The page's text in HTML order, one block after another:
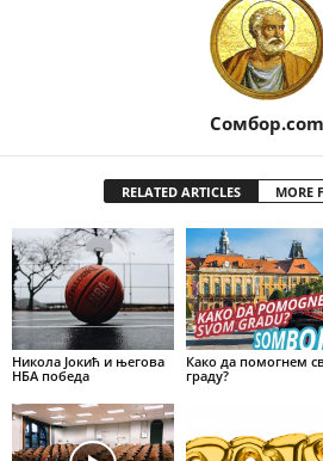
Сомбор.com
RELATED ARTICLES MORE
Никола Јокић и његова
НБА победа
Како да помогнем
граду?